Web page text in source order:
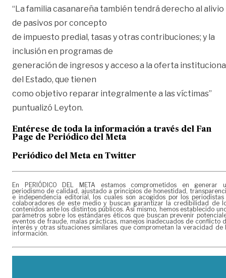
“La familia casanareña también tendrá derecho al alivio
de pasivos por concepto
de impuesto predial, tasas y otras contribuciones; y la
inclusión en programas de
generación de ingresos y acceso a la oferta
del Estado, que tienen
como objetivo reparar integralmente a las víctimas”
puntualizó Leyton.
Entérese de toda la información a través del Fan
Page de Periódico del Meta
Periódico del Meta en Twitter
En PERIÓDICO DEL META estamos comprometidos en generar
periodismo de calidad, ajustado a principios de honestidad,
e independencia editorial, los cuales son acogidos por los periodistas
colaboradores de este medio y buscan garantizar la credibilidad de
contenidos ante los distintos públicos. Así mismo, hemos establecido
parámetros sobre los estándares éticos que buscan prevenir
eventos de fraude, malas prácticas, manejos inadecuados de conflicto
interés y otras situaciones similares que comprometan la veracidad de
información.